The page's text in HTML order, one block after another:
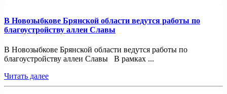
В Новозыбкове Брянской области ведутся работы по
благоустройству аллеи Славы
В Новозыбкове Брянской области ведутся работы по
благоустройству аллеи Славы В рамках ...
Читать далее